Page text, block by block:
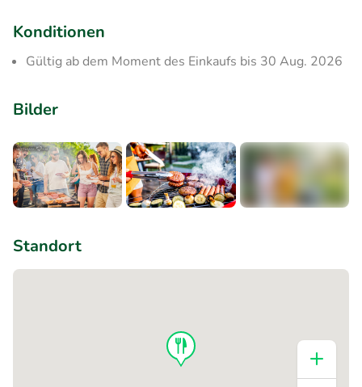
Konditionen
Gültig ab dem Moment des Einkaufs bis 30 Aug. 2026
Bilder
Standort